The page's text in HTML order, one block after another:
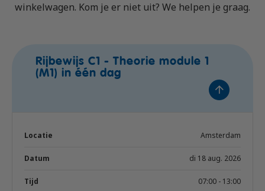
winkelwagen. Kom je er niet uit? We helpen je graag.
Rijbewijs C1 - Theorie module 1
(M1) in één dag
Amsterdam
di 18 aug. 2026
07:00 - 13:00